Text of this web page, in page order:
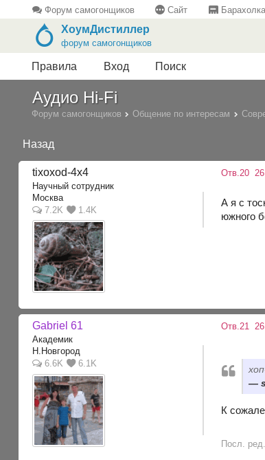
Форум самогонщиков Сайт Барахолка
ХоумДистиллер
форум самогонщиков
Правила Вход Поиск
Аудио Hi-Fi
Форум самогонщиков Общение по интересам
Назад
tixoxod-4x4
Научный сотрудник
Москва
7.2K
1.4K
Отв.20
А я с
южного
Gabriel 61
Академик
Н.Новгород
6.6K
6.1K
Отв.21
К
Посл.